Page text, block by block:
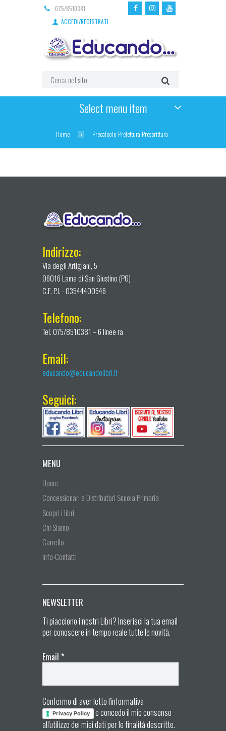
075/8510381
ACCEDI/REGISTRATI
Select menu item
Home Precalcolo Prelettura Prescrittura
Indirizzo:
Via degli Artigiani, 5
06016 Lama di San Giustino (PG)
C.F. P.I. - 03544400546
Telefono:
Tel. 075/8510381 – 6 linee ra
Email:
educando@educandolibri.it
Seguici:
MENU
Home
Concessionari e Distributori Scuola Primaria
Scopri i libri
Chi Siamo
Carrello
Info-Contatti
NEWSLETTER
Ti piacciono i nostri Libri? Inserisci la tua email
per conoscere in tempo reale tutte le novità.
Email *
Confermo di aver letto l'informativa
Privacy Policy
e concedo il mio consenso
all'utilizzo dei miei dati per le finalità descritte.